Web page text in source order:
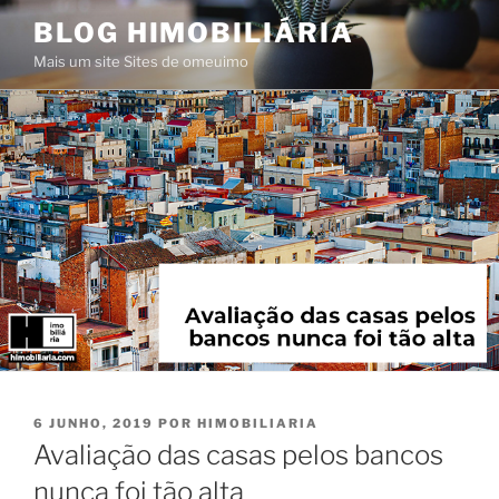
Saltar
conteúdo
BLOG HIMOBILIÁRIA
Mais um site Sites de omeuimo
PUBLICADO
EM
6 JUNHO, 2019 POR HIMOBILIARIA
Avaliação das casas pelos bancos
nunca foi tão alta